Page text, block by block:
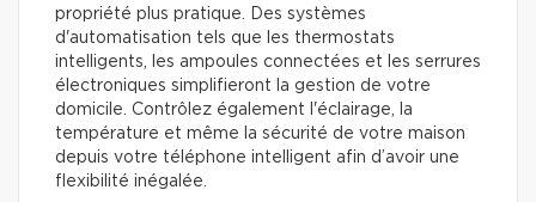
propriété plus pratique. Des systèmes
d'automatisation tels que les thermostats
intelligents, les ampoules connectées et les serrures
électroniques simplifieront la gestion de votre
domicile. Contrôlez également l'éclairage, la
température et même la sécurité de votre maison
depuis votre téléphone intelligent afin d’avoir une
flexibilité inégalée.